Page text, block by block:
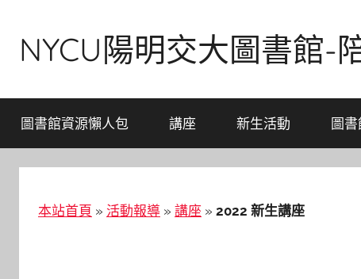
contentNYCU陽明交大圖書館-
圖書館資源懶人包 講座 新生活動 圖
本站首頁 » 活動報導 » 講座 » 2022 新生講座